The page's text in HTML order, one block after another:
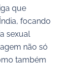
que
focando
sexual
não só
também